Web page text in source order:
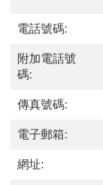
電話號碼:
附加電話號
碼:
傳真號碼:
電子郵箱:
網址: